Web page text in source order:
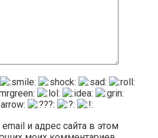
и адрес сайта в этом